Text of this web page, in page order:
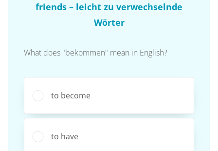
friends – leicht zu verwechselnde
Wörter
What does "bekommen" mean in English?
to become
to have